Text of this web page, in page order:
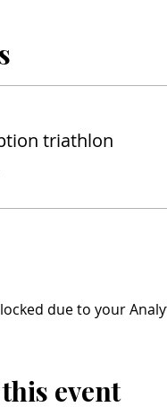
triathlon
due to your
event